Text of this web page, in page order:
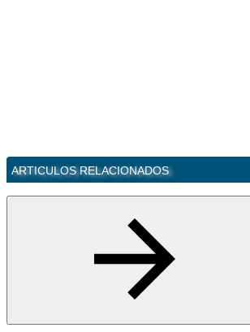
ARTICULOS RELACIONADOS